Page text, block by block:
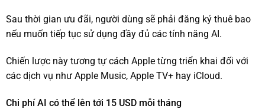
Sau thời gian ưu đãi, người dùng sẽ phải đăng ký thuê bao
nếu muốn tiếp tục sử dụng đầy đủ các tính năng AI.
Chiến lược này tương tự cách Apple từng triển khai đối với
các dịch vụ như Apple Music, Apple TV+ hay iCloud.
Chi phí AI có thể lên tới 15 USD mỗi tháng